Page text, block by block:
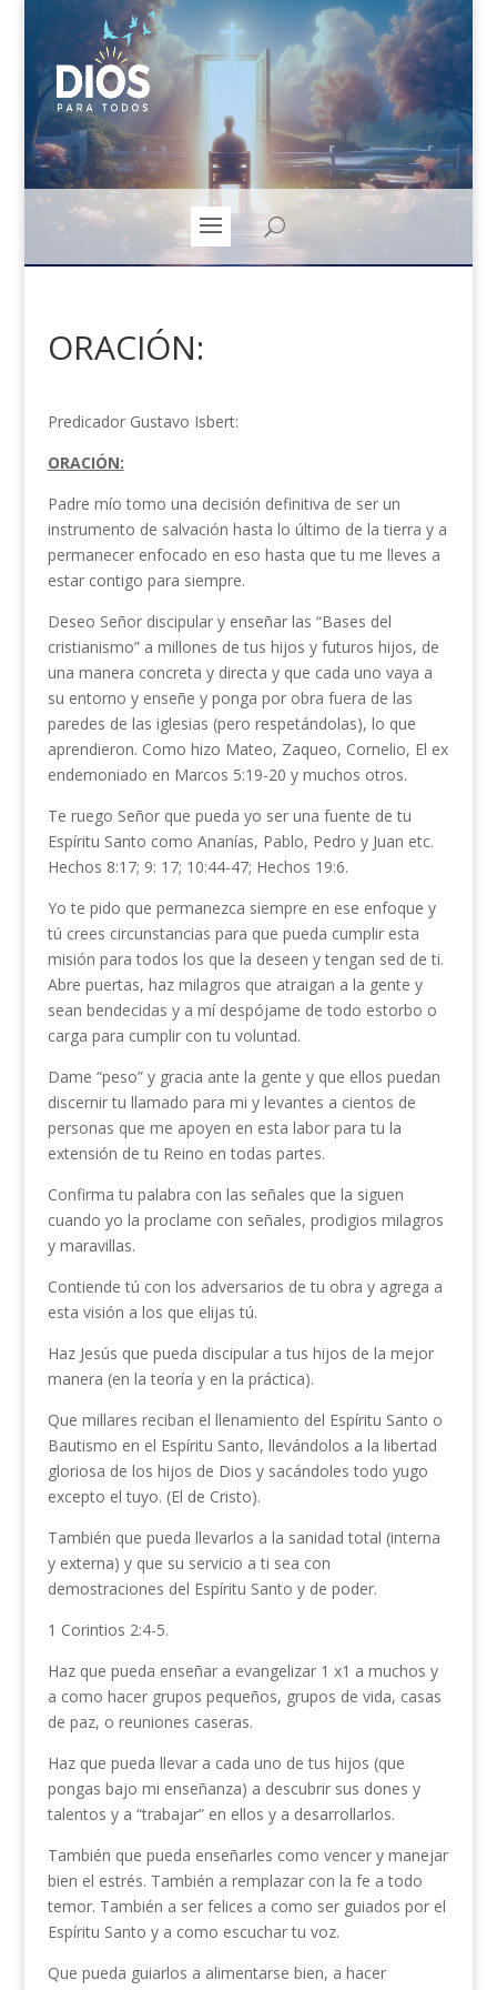
ORACIÓN:
Predicador Gustavo Isbert:
ORACIÓN:
Padre mío tomo una decisión definitiva de ser un
instrumento de salvación hasta lo último de la tierra y a
permanecer enfocado en eso hasta que tu me lleves a
estar contigo para siempre.
Deseo Señor discipular y enseñar las “Bases del
cristianismo” a millones de tus hijos y futuros hijos, de
una manera concreta y directa y que cada uno vaya a
su entorno y enseñe y ponga por obra fuera de las
paredes de las iglesias (pero respetándolas), lo que
aprendieron. Como hizo Mateo, Zaqueo, Cornelio, El ex
endemoniado en Marcos 5:19-20 y muchos otros.
Te ruego Señor que pueda yo ser una fuente de tu
Espíritu Santo como Ananías, Pablo, Pedro y Juan etc.
Hechos 8:17; 9: 17; 10:44-47; Hechos 19:6.
Yo te pido que permanezca siempre en ese enfoque y
tú crees circunstancias para que pueda cumplir esta
misión para todos los que la deseen y tengan sed de ti.
Abre puertas, haz milagros que atraigan a la gente y
sean bendecidas y a mí despójame de todo estorbo o
carga para cumplir con tu voluntad.
Dame “peso” y gracia ante la gente y que ellos puedan
discernir tu llamado para mi y levantes a cientos de
personas que me apoyen en esta labor para tu la
extensión de tu Reino en todas partes.
Confirma tu palabra con las señales que la siguen
cuando yo la proclame con señales, prodigios milagros
y maravillas.
Contiende tú con los adversarios de tu obra y agrega a
esta visión a los que elijas tú.
Haz Jesús que pueda discipular a tus hijos de la mejor
manera (en la teoría y en la práctica).
Que millares reciban el llenamiento del Espíritu Santo o
Bautismo en el Espíritu Santo, llevándolos a la libertad
gloriosa de los hijos de Dios y sacándoles todo yugo
excepto el tuyo. (El de Cristo).
También que pueda llevarlos a la sanidad total (interna
y externa) y que su servicio a ti sea con
demostraciones del Espíritu Santo y de poder.
1 Corintios 2:4-5.
Haz que pueda enseñar a evangelizar 1 x1 a muchos y
a como hacer grupos pequeños, grupos de vida, casas
de paz, o reuniones caseras.
Haz que pueda llevar a cada uno de tus hijos (que
pongas bajo mi enseñanza) a descubrir sus dones y
talentos y a “trabajar” en ellos y a desarrollarlos.
También que pueda enseñarles como vencer y manejar
bien el estrés. También a remplazar con la fe a todo
temor. También a ser felices a como ser guiados por el
Espíritu Santo y a como escuchar tu voz.
Que pueda guiarlos a alimentarse bien, a hacer